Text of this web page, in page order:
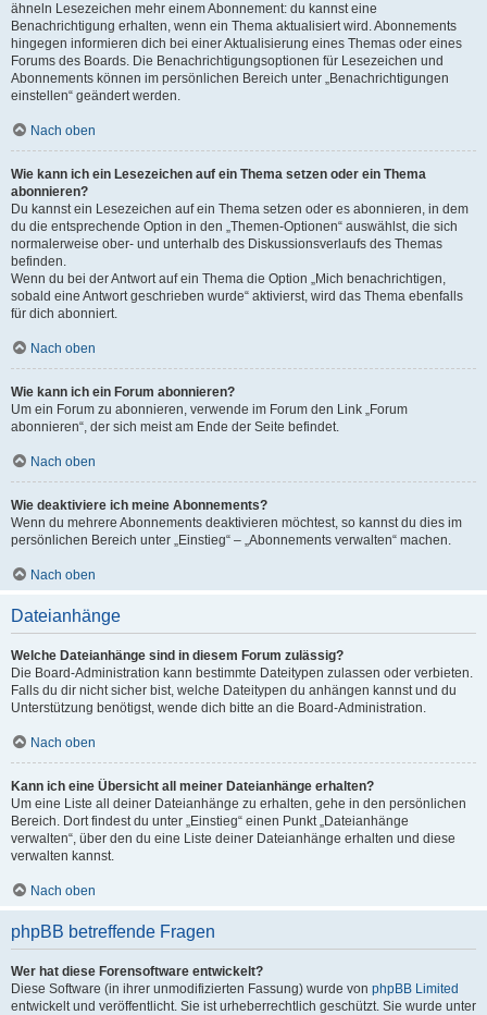
ähneln Lesezeichen mehr einem Abonnement: du kannst eine
Benachrichtigung erhalten, wenn ein Thema aktualisiert wird. Abonnements
hingegen informieren dich bei einer Aktualisierung eines Themas oder eines
Forums des Boards. Die Benachrichtigungsoptionen für Lesezeichen und
Abonnements können im persönlichen Bereich unter „Benachrichtigungen
einstellen“ geändert werden.
Nach oben
Wie kann ich ein Lesezeichen auf ein Thema setzen oder ein Thema
abonnieren?
Du kannst ein Lesezeichen auf ein Thema setzen oder es abonnieren, in dem
du die entsprechende Option in den „Themen-Optionen“ auswählst, die sich
normalerweise ober- und unterhalb des Diskussionsverlaufs des Themas
befinden.
Wenn du bei der Antwort auf ein Thema die Option „Mich benachrichtigen,
sobald eine Antwort geschrieben wurde“ aktivierst, wird das Thema ebenfalls
für dich abonniert.
Nach oben
Wie kann ich ein Forum abonnieren?
Um ein Forum zu abonnieren, verwende im Forum den Link „Forum
abonnieren“, der sich meist am Ende der Seite befindet.
Nach oben
Wie deaktiviere ich meine Abonnements?
Wenn du mehrere Abonnements deaktivieren möchtest, so kannst du dies im
persönlichen Bereich unter „Einstieg“ – „Abonnements verwalten“ machen.
Nach oben
Dateianhänge
Welche Dateianhänge sind in diesem Forum zulässig?
Die Board-Administration kann bestimmte Dateitypen zulassen oder verbieten.
Falls du dir nicht sicher bist, welche Dateitypen du anhängen kannst und du
Unterstützung benötigst, wende dich bitte an die Board-Administration.
Nach oben
Kann ich eine Übersicht all meiner Dateianhänge erhalten?
Um eine Liste all deiner Dateianhänge zu erhalten, gehe in den persönlichen
Bereich. Dort findest du unter „Einstieg“ einen Punkt „Dateianhänge
verwalten“, über den du eine Liste deiner Dateianhänge erhalten und diese
verwalten kannst.
Nach oben
phpBB betreffende Fragen
Wer hat diese Forensoftware entwickelt?
Diese Software (in ihrer unmodifizierten Fassung) wurde von phpBB Limited
entwickelt und veröffentlicht. Sie ist urheberrechtlich geschützt. Sie wurde unter